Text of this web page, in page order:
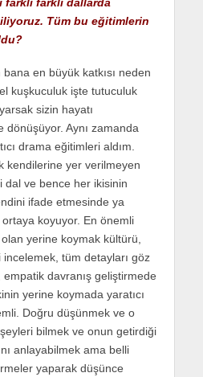
farklı dallarda
Tüm bu eğitimlerin
en büyük katkısı neden
kuşkuculuk işte tutuculuk
sizin hayatı
dönüşüyor. Aynı zamanda
drama eğitimleri aldım.
kendilerine yer verilmeyen
dal ve bence her ikisinin
ifade etmesinde ya
koyuyor. En önemli
yerine koymak kültürü,
tüm detayları göz
davranış geliştirmede
yerine koymada yaratıcı
Doğru düşünmek ve o
bilmek ve onun getirdiği
anlayabilmek ama belli
yaparak düşünce